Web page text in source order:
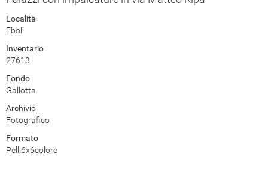
Località
Eboli
Inventario
27613
Fondo
Gallotta
Archivio
Fotografico
Formato
Pell.6x6colore